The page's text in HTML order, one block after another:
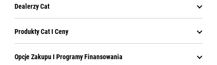
Dealerzy Cat
Produkty Cat I Ceny
Opcje Zakupu I Programy Finansowania